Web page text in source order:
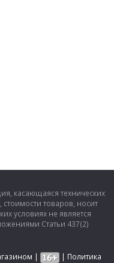
касающаяся технических
стоимости товаров, носит
условиях не является
Статьи 437(2)
| | Политика